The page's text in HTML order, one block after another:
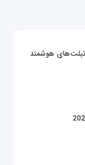
تبلت‌های هوشمند